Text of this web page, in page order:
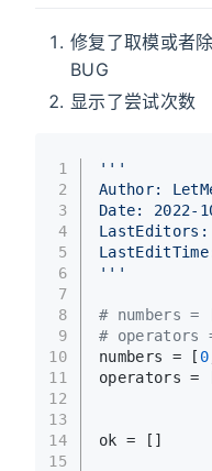
修复了取模或者
BUG
显示了尝试次数
1
2
3
4
5
6
7
8
9
10
11
12
13
14
15
'''
Author:
Date: 2022-
LastEditors:
'''
# numbers
#
numbers = [ 0
operators =
ok = []